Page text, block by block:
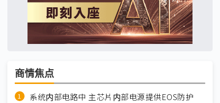
商情焦点
系统内部电路中 主芯片内部电源提供EOS防护